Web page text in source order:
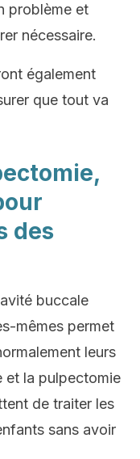
problème et
nécessaire.
également
que tout va
des
buccale
mêmes permet
leurs
et la pulpectomie
de traiter les
sans avoir